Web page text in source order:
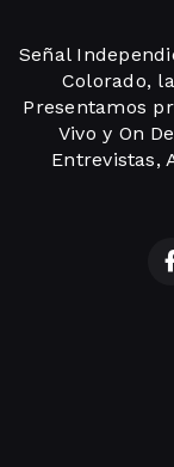
Señal
Colorado,
Presentamos
Vivo y On
Entrevistas,